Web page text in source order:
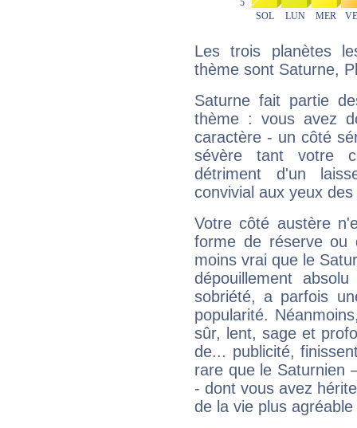
Les trois planètes
thème sont Saturne,
Saturne fait partie
thème : vous avez
caractère - un côté
sévère tant votre
détriment d'un
convivial aux yeux
Votre côté austère
forme de réserve
moins vrai que le
dépouillement
sobriété, a parfois
popularité.
sûr, lent, sage et
de... publicité,
rare que le Saturnien
- dont vous avez
de la vie plus